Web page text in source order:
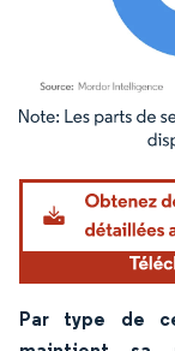
Image © Mordor
Par type de